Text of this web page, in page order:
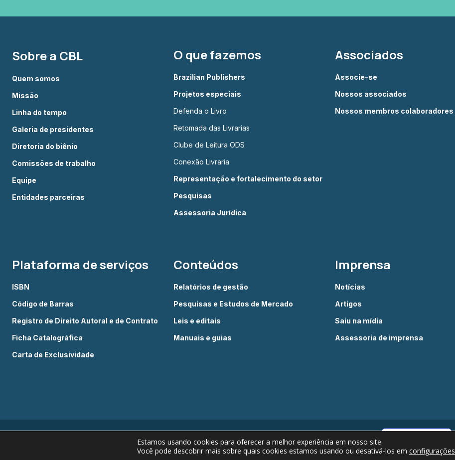
Sobre a CBL
Quem somos
Missão
Linha do tempo
Galeria de presidentes
Diretoria do biênio
Comissões de trabalho
Equipe
Entidades parceiras
O que fazemos
Brazilian Publishers
Projetos especiais
Defenda o Livro
Retomada das Livrarias
Clube de Leitura ODS
Conexão Livraria
Representação e fortalecimento do setor
Pesquisas
Assessoria Jurídica
Associados
Associe-se
Nossos associados
Nossos membros colaboradores
Plataforma de serviços
ISBN
Código de Barras
Registro de Direito Autoral e de Contrato
Ficha Catalográfica
Carta de Exclusividade
Conteúdos
Relatórios de gestão
Pesquisas e Estudos de Mercado
Leis e editais
Manuais e guias
Imprensa
Notícias
Artigos
Saiu na mídia
Assessoria de imprensa
direitos reservados
Estamos usando cookies para oferecer a melhor experiência em nosso site.
Você pode descobrir mais sobre quais cookies estamos usando ou desativá-los em configurações